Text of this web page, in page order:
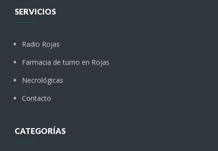
SERVICIOS
Radio Rojas
Farmacia de turno en Rojas
Necrológicas
Contacto
CATEGORÍAS